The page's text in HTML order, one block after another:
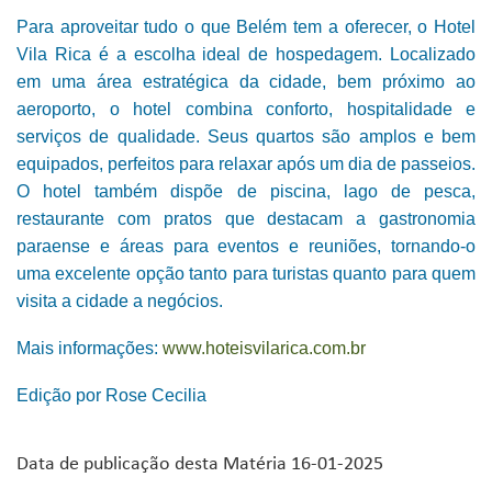
Para aproveitar tudo o que Belém tem a oferecer, o Hotel
Vila Rica é a escolha ideal de hospedagem. Localizado
em uma área estratégica da cidade, bem próximo ao
aeroporto, o hotel combina conforto, hospitalidade e
serviços de qualidade. Seus quartos são amplos e bem
equipados, perfeitos para relaxar após um dia de passeios.
O hotel também dispõe de piscina, lago de pesca,
restaurante com pratos que destacam a gastronomia
paraense e áreas para eventos e reuniões, tornando-o
uma excelente opção tanto para turistas quanto para quem
visita a cidade a negócios.
Mais informações: www.hoteisvilarica.com.br
Edição por Rose Cecilia
Data de publicação desta Matéria 16-01-2025